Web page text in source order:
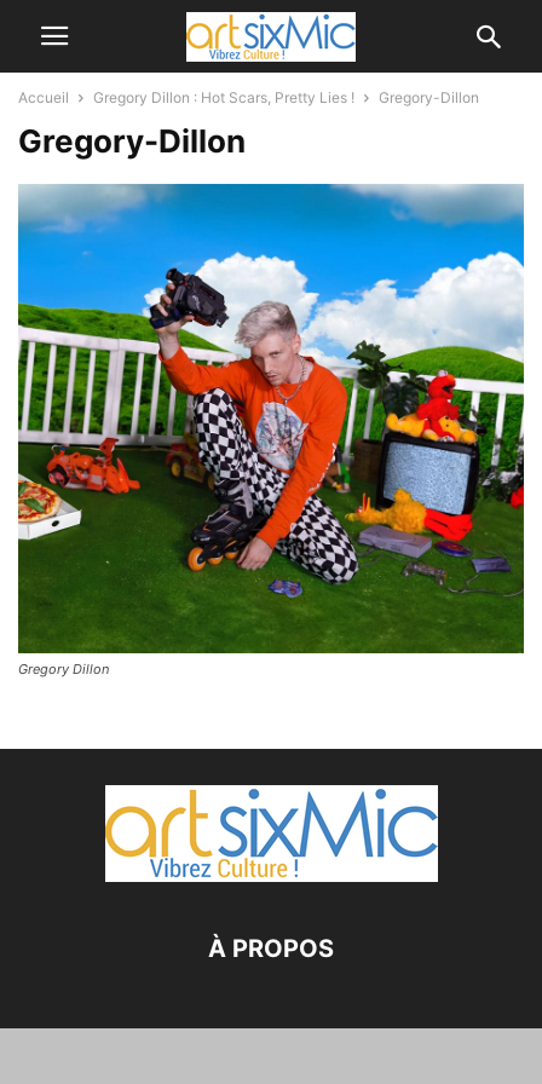
Accueil Gregory Dillon : Hot Scars, Pretty Lies ! Gregory-Dillon
Gregory-Dillon
Gregory Dillon
À PROPOS